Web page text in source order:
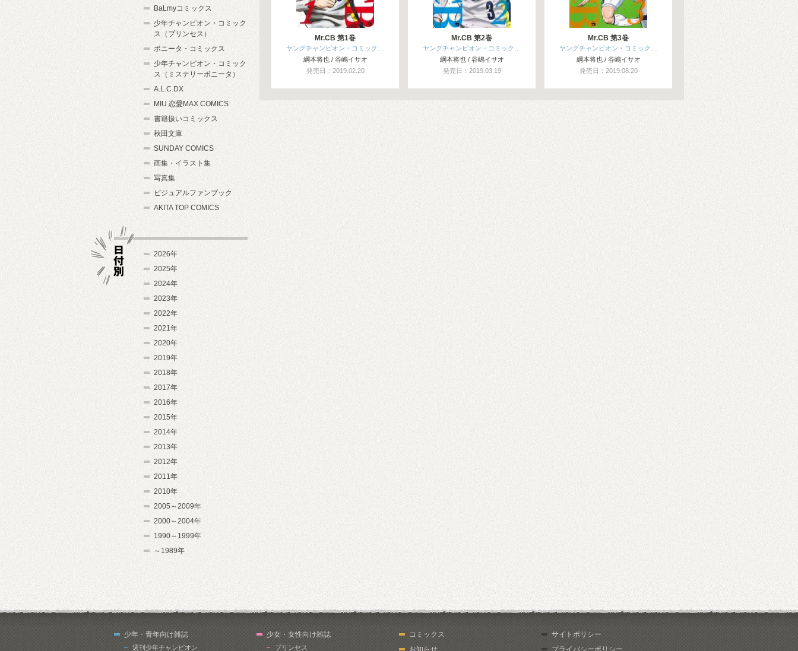
Mr.CB 第1巻
ヤングチャンピオン・コミック…
綱本将也 / 谷嶋イサオ
発売日：2019.02.20
Mr.CB 第2巻
ヤングチャンピオン・コミック…
綱本将也 / 谷嶋イサオ
発売日：2019.03.19
Mr.CB 第3巻
ヤングチャンピオン・コミック…
綱本将也 / 谷嶋イサオ
発売日：2019.08.20
BaLmyコミックス
少年チャンピオン・コミック
ス（プリンセス）
ボニータ・コミックス
少年チャンピオン・コミック
ス（ミステリーボニータ）
A.L.C.DX
MIU 恋愛MAX COMICS
書籍扱いコミックス
秋田文庫
SUNDAY COMICS
画集・イラスト集
写真集
ビジュアルファンブック
AKITA TOP COMICS
2026年
2025年
2024年
2023年
2022年
2021年
2020年
2019年
2018年
2017年
2016年
2015年
2014年
2013年
2012年
2011年
2010年
2005～2009年
2000～2004年
1990～1999年
～1989年
少年・青年向け雑誌
週刊少年チャンピオン
少女・女性向け雑誌
プリンセス
コミックス
お知らせ
サイトポリシー
プライバシーポリシー